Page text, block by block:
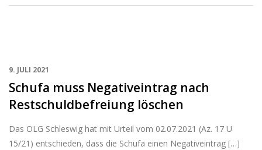
9. JULI 2021
Schufa muss Negativeintrag nach
Restschuldbefreiung löschen
Das OLG Schleswig hat mit Urteil vom 02.07.2021 (Az. 17 U
15/21) entschieden, dass die Schufa einen Negativeintrag […]